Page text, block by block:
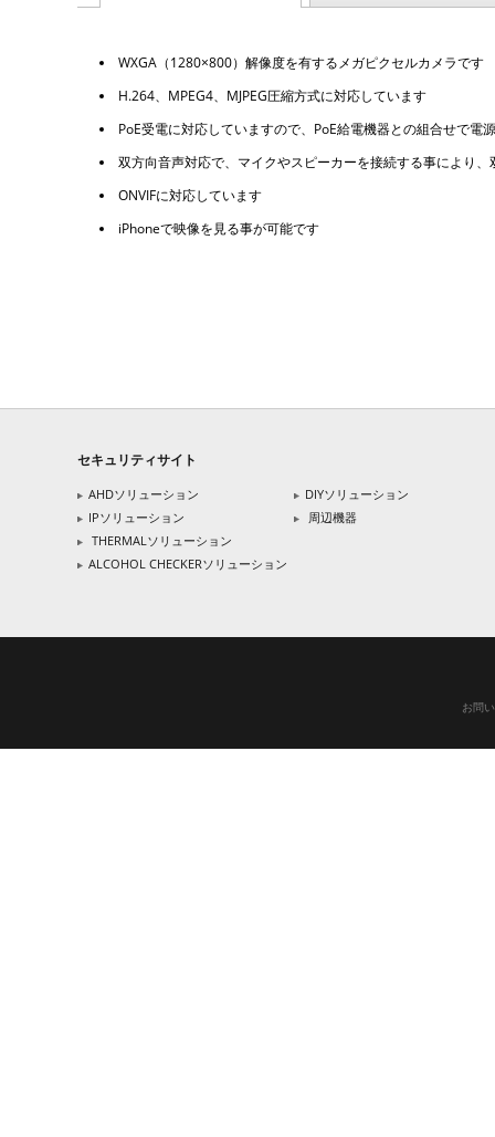
WXGA（1280×800）解像度を有するメガピクセルカメラです
H.264、MPEG4、MJPEG圧縮方式に対応しています
PoE受電に対応していますので、PoE給電機器との組合せで電
双方向音声対応で、マイクやスピーカーを接続する事により
ONVIFに対応しています
iPhoneで映像を見る事が可能です
セキュリティサイト
AHDソリューション
IPソリューション
THERMALソリューション
ALCOHOL CHECKERソリューション
DIYソリューション
周辺機器
お問